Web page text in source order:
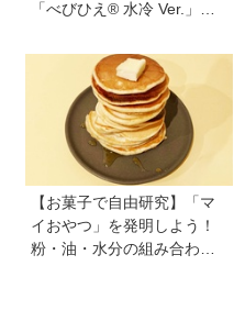
「べびひえ® 水冷 Ver.」で
かけをサポート
【お菓子で自由研究】「マ
イおやつ」を発明しよう！
粉・油・水分の組み合わせ